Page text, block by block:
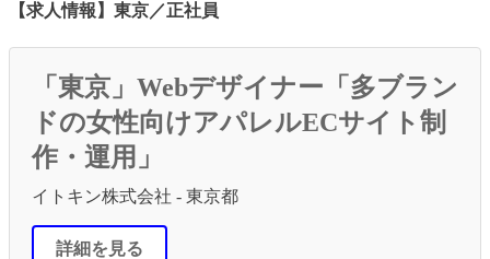
【求人情報】東京／正社員
「東京」Webデザイナー「多ブラン
ドの女性向けアパレルECサイト制
作・運用」
イトキン株式会社 - 東京都
詳細を見る